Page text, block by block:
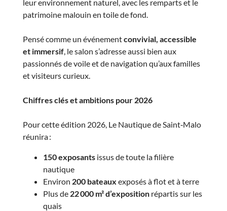
leur environnement naturel, avec les remparts et le
patrimoine malouin en toile de fond.
Pensé comme un événementconvivial, accessible
et immersif, le salon s’adresse aussi bien aux
passionnés de voile et de navigation qu’aux familles
et visiteurs curieux.
Chiffres clés et ambitions pour 2026
Pour cette édition 2026, Le Nautique de Saint‑Malo
réunira :
150 exposants issus de toute la filière
nautique
Environ 200 bateaux exposés à flot et à terre
Plus de 22 000 m² d’exposition répartis sur les
quais